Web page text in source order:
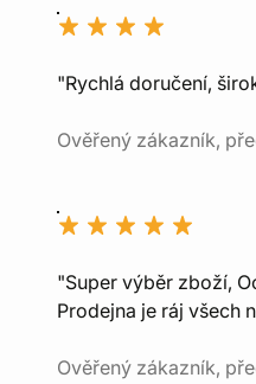
"Rychlá doručení,
Ověřený zákazník,
"Super výběr zboží,
Prodejna je ráj všech
Ověřený zákazník,